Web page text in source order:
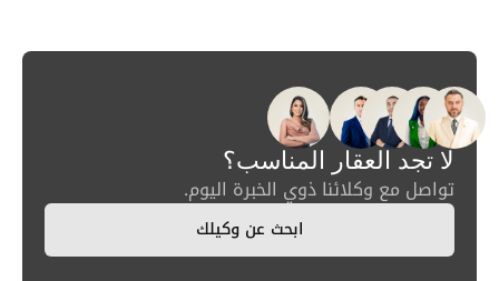
لا تجد العقار المناسب؟
تواصل مع وكلائنا ذوي الخبرة اليوم.
ابحث عن وكيلك